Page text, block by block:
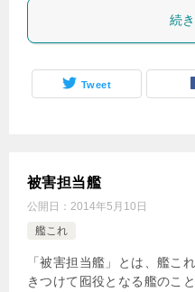
続
Tweet
被害担当艦
公開日： 2014年5月10日
艦これ
「被害担当艦」とは、艦こ
きつけて囮役となる艦のこ